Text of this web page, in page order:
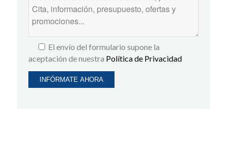
El envío del formulario supone la
aceptación de nuestra Política de Privacidad